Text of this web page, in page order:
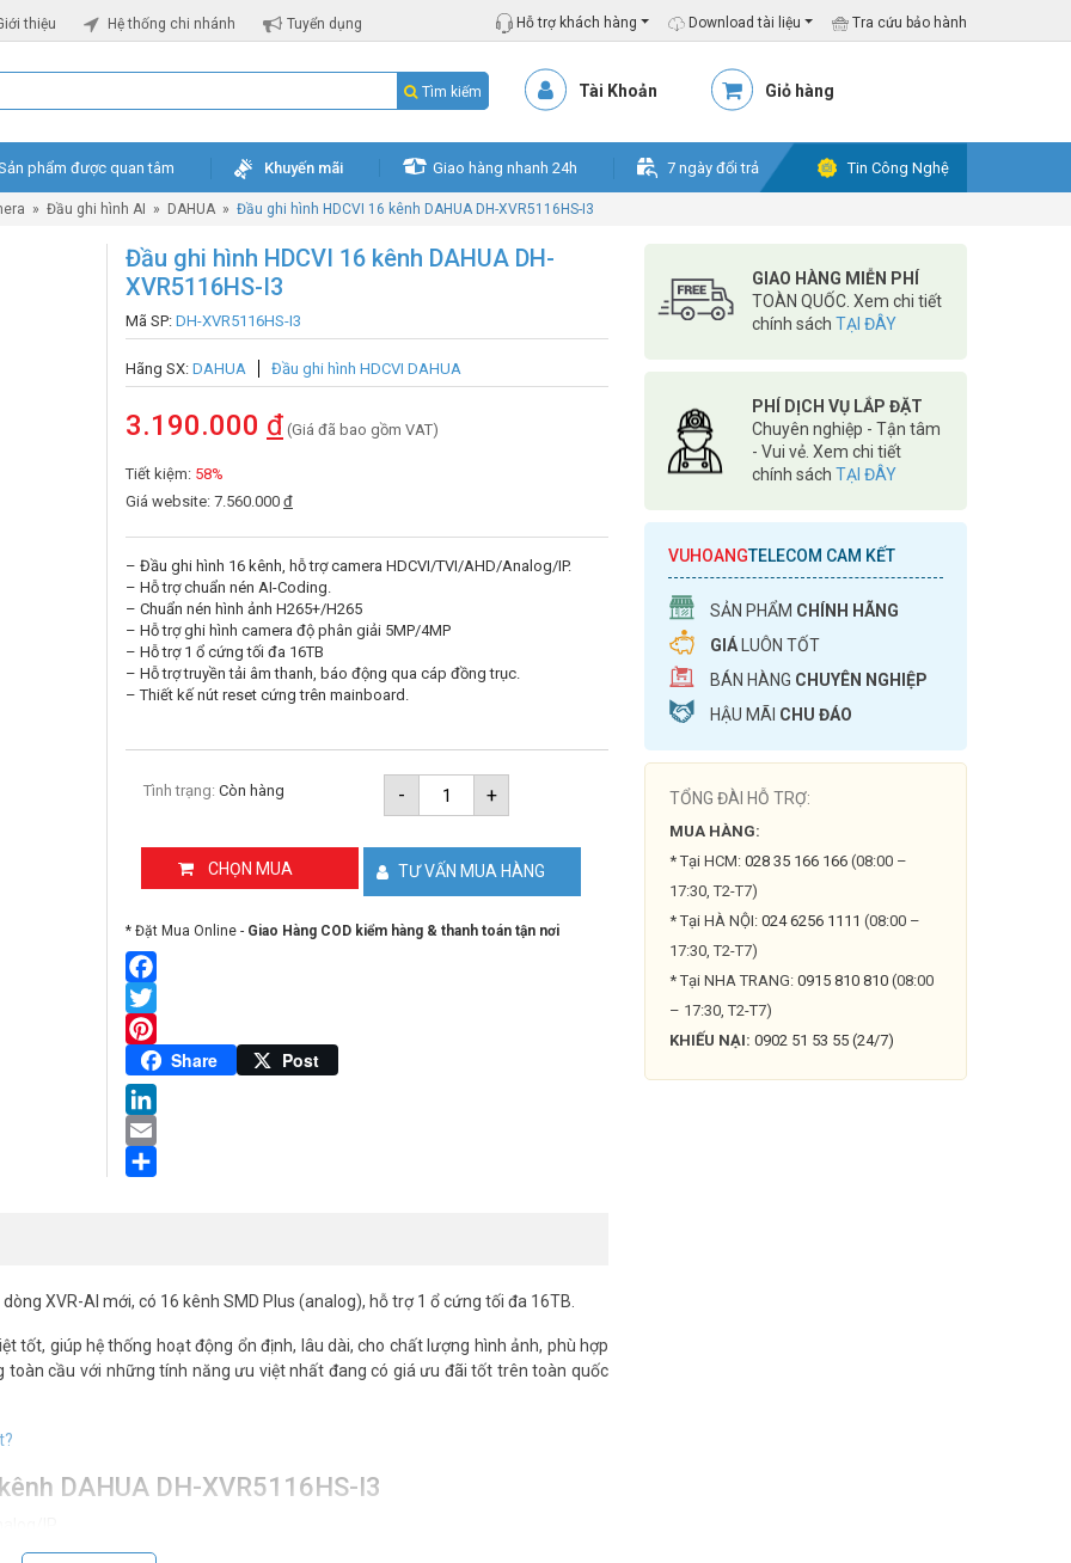
thiệu Hệ thống chi nhánh Tuyển dụng Hỗ trợ khách hàng Download tài liệu Tra cứu bảo hành
Tìm kiếm Tài Khoản Giỏ hàng
phẩm được quan tâm Khuyến mãi Giao hàng nhanh 24h 7 ngày đổi trả Tin Công Nghệ
» Đầu ghi hình AI » DAHUA » Đầu ghi hình HDCVI 16 kênh DAHUA DH-XVR5116HS-I3
Đầu ghi hình HDCVI 16 kênh DAHUA DH-
XVR5116HS-I3
Mã SP: DH-XVR5116HS-I3
Hãng SX: DAHUA Đầu ghi hình HDCVI DAHUA
3.190.000 đ (Giá đã bao gồm VAT)
Tiết kiệm: 58%
Giá website: 7.560.000 đ
– Đầu ghi hình 16 kênh, hỗ trợ camera HDCVI/TVI/AHD/Analog/IP.
– Hỗ trợ chuẩn nén AI-Coding.
– Chuẩn nén hình ảnh H265+/H265
– Hỗ trợ ghi hình camera độ phân giải 5MP/4MP
– Hỗ trợ 1 ổ cứng tối đa 16TB
– Hỗ trợ truyền tải âm thanh, báo động qua cáp đồng trục.
– Thiết kế nút reset cứng trên mainboard.
-
Đầu
ghi
hình
16
kênh
DAHUA
XVR5116HS-
+
Tình trạng: Còn hàng
CHỌN MUA TƯ VẤN MUA HÀNG
* Đặt Mua Online - Giao Hàng COD kiểm hàng & thanh toán tận nơi
Facebook
Twitter
Pinterest
Share Post
LinkedIn
Email
XVR-AI mới, có 16 kênh SMD Plus (analog), hỗ trợ 1 ổ cứng tối đa 16TB.
tốt, giúp hệ thống hoạt động ổn định, lâu dài, cho chất lượng hình ảnh, phù hợp
cầu với những tính năng ưu việt nhất đang có giá ưu đãi tốt trên toàn quốc
DAHUA DH-XVR5116HS-I3
GIAO HÀNG MIỄN PHÍ
TOÀN QUỐC. Xem chi tiết
chính sách TẠI ĐÂY
PHÍ DỊCH VỤ LẮP ĐẶT
Chuyên nghiệp - Tận tâm
- Vui vẻ. Xem chi tiết
chính sách TẠI ĐÂY
VUHOANGTELECOM CAM KẾT
SẢN PHẨM CHÍNH HÃNG
GIÁ LUÔN TỐT
BÁN HÀNG CHUYÊN NGHIỆP
HẬU MÃI CHU ĐÁO
TỔNG ĐÀI HỖ TRỢ:
MUA HÀNG:
* Tại HCM: 028 35 166 166 (08:00 –
17:30, T2-T7)
* Tại HÀ NỘI: 024 6256 1111 (08:00 –
17:30, T2-T7)
* Tại NHA TRANG: 0915 810 810 (08:00
– 17:30, T2-T7)
KHIẾU NẠI: 0902 51 53 55 (24/7)